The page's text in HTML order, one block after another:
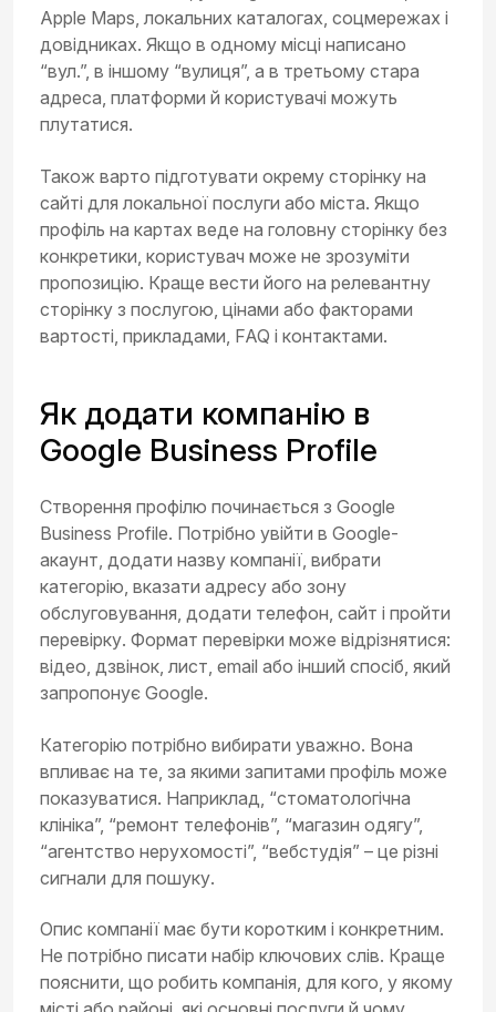
Apple Maps, локальних каталогах, соцмережах і
довідниках. Якщо в одному місці написано
“вул.”, в іншому “вулиця”, а в третьому стара
адреса, платформи й користувачі можуть
плутатися.
Також варто підготувати окрему сторінку на
сайті для локальної послуги або міста. Якщо
профіль на картах веде на головну сторінку без
конкретики, користувач може не зрозуміти
пропозицію. Краще вести його на релевантну
сторінку з послугою, цінами або факторами
вартості, прикладами, FAQ і контактами.
Як додати компанію в
Google Business Profile
Створення профілю починається з Google
Business Profile. Потрібно увійти в Google-
акаунт, додати назву компанії, вибрати
категорію, вказати адресу або зону
обслуговування, додати телефон, сайт і пройти
перевірку. Формат перевірки може відрізнятися:
відео, дзвінок, лист, email або інший спосіб, який
запропонує Google.
Категорію потрібно вибирати уважно. Вона
впливає на те, за якими запитами профіль може
показуватися. Наприклад, “стоматологічна
клініка”, “ремонт телефонів”, “магазин одягу”,
“агентство нерухомості”, “вебстудія” – це різні
сигнали для пошуку.
Опис компанії має бути коротким і конкретним.
Не потрібно писати набір ключових слів. Краще
пояснити, що робить компанія, для кого, у якому